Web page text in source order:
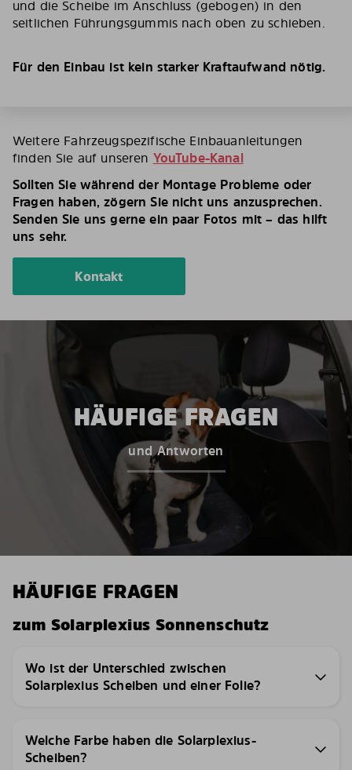
und die Scheibe im Anschluss (gebogen) in den
seitlichen Führungsgummis nach oben zu schieben.
Für den Einbau ist kein starker Kraftaufwand nötig.
Weitere Fahrzeugspezifische Einbauanleitungen
finden Sie auf unseren YouTube-Kanal
Sollten Sie während der Montage Probleme oder
Fragen haben, zögern Sie nicht uns anzusprechen.
Senden Sie uns gerne ein paar Fotos mit – das hilft
uns sehr.
Kontakt
HÄUFIGE FRAGEN
und Antworten
HÄUFIGE FRAGEN
zum Solarplexius Sonnenschutz
Wo ist der Unterschied zwischen
Solarplexius Scheiben und einer Folie?
Welche Farbe haben die Solarplexius-
Scheiben?